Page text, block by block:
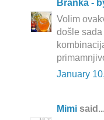
Branka -
Volim
došle
January
Mimi